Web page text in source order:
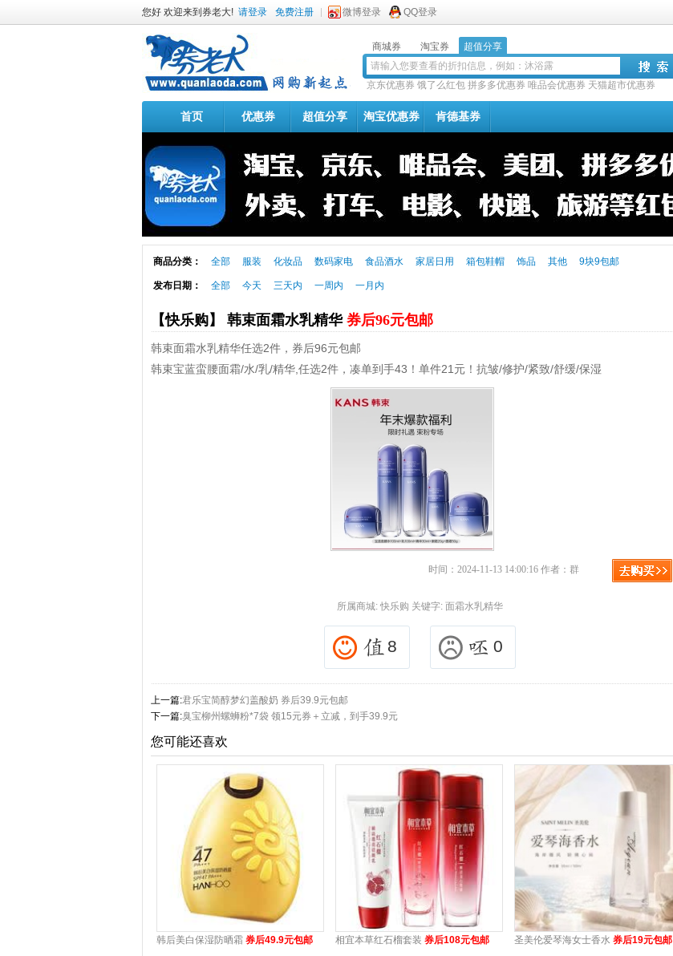
您好 欢迎来到券老大! 请登录 免费注册 微博登录 QQ登录
商城券 淘宝券 超值分享
京东优惠券 饿了么红包 拼多多优惠券 唯品会优惠券 天猫超市优惠券
首页 优惠券 超值分享 淘宝优惠券 肯德基券
商品分类： 全部 服装 化妆品 数码家电 食品酒水 家居日用 箱包鞋帽 饰品 其他 9块9包邮
发布日期： 全部 今天 三天内 一周内 一月内
【快乐购】 韩束面霜水乳精华 券后96元包邮
韩束面霜水乳精华任选2件，券后96元包邮
韩束宝蓝蛮腰面霜/水/乳/精华,任选2件，凑单到手43！单件21元！抗皱/修护/紧致/舒缓/保湿
时间：2024-11-13 14:00:16 作者：群
所属商城: 快乐购 关键字: 面霜水乳精华
8 0
上一篇:君乐宝简醇梦幻盖酸奶 券后39.9元包邮
下一篇:臭宝柳州螺蛳粉*7袋 领15元券＋立减，到手39.9元
您可能还喜欢
韩后美白保湿防晒霜 券后49.9元包邮 相宜本草红石榴套装 券后108元包邮 圣美伦爱琴海女士香水 券后19元包邮
淘宝优惠券+淘宝返利 京东优惠券与京东返利红包！